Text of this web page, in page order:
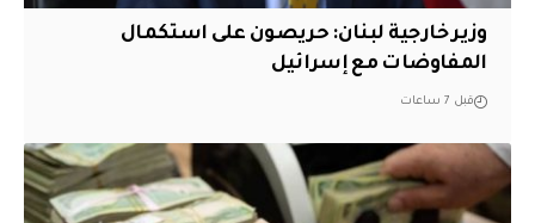
وزير خارجية لبنان: حريصون على استكمال
المفاوضات مع إسرائيل
قبل 7 ساعات